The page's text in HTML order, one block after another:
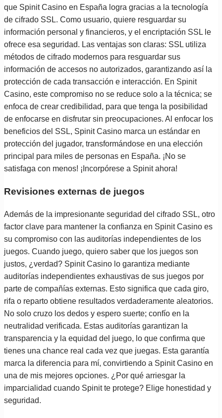
que Spinit Casino en España logra gracias a la tecnología
de cifrado SSL. Como usuario, quiere resguardar su
información personal y financieros, y el encriptación SSL le
ofrece esa seguridad. Las ventajas son claras: SSL utiliza
métodos de cifrado modernos para resguardar sus
información de accesos no autorizados, garantizando así la
protección de cada transacción e interacción. En Spinit
Casino, este compromiso no se reduce solo a la técnica; se
enfoca de crear credibilidad, para que tenga la posibilidad
de enfocarse en disfrutar sin preocupaciones. Al enfocar los
beneficios del SSL, Spinit Casino marca un estándar en
protección del jugador, transformándose en una elección
principal para miles de personas en España. ¡No se
satisfaga con menos! ¡Incorpórese a Spinit ahora!
Revisiones externas de juegos
Además de la impresionante seguridad del cifrado SSL, otro
factor clave para mantener la confianza en Spinit Casino es
su compromiso con las auditorías independientes de los
juegos. Cuando juego, quiero saber que los juegos son
justos, ¿verdad? Spinit Casino lo garantiza mediante
auditorías independientes exhaustivas de sus juegos por
parte de compañías externas. Esto significa que cada giro,
rifa o reparto obtiene resultados verdaderamente aleatorios.
No solo cruzo los dedos y espero suerte; confío en la
neutralidad verificada. Estas auditorías garantizan la
transparencia y la equidad del juego, lo que confirma que
tienes una chance real cada vez que juegas. Esta garantía
marca la diferencia para mí, convirtiendo a Spinit Casino en
una de mis mejores opciones. ¿Por qué arriesgar la
imparcialidad cuando Spinit te protege? Elige honestidad y
seguridad.